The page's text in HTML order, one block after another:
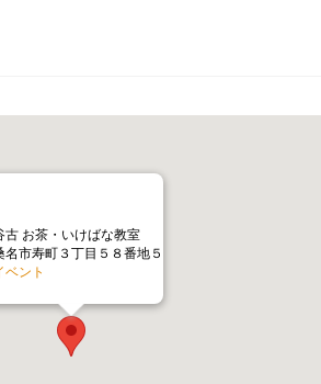
古 お茶・いけばな教室
名市寿町３丁目５８番地５
ベント